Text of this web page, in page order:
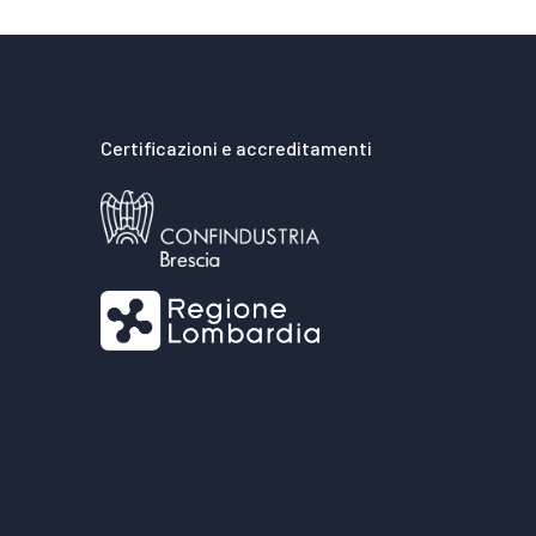
Certificazioni e accreditamenti